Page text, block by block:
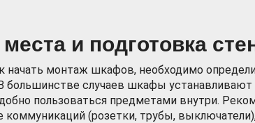
и подготовка
начать монтаж шкафов, необходимо
большинстве случаев шкафы устанавливают
пользоваться предметами внутри.
коммуникаций (розетки, трубы,